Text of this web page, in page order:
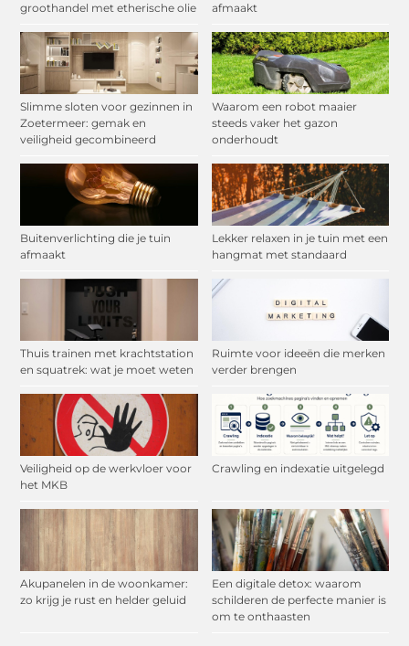
groothandel met etherische olie
afmaakt
Slimme sloten voor gezinnen in
Zoetermeer: gemak en
veiligheid gecombineerd
Waarom een robot maaier
steeds vaker het gazon
onderhoudt
Buitenverlichting die je tuin
afmaakt
Lekker relaxen in je tuin met een
hangmat met standaard
Thuis trainen met krachtstation
en squatrek: wat je moet weten
Ruimte voor ideeën die merken
verder brengen
Veiligheid op de werkvloer voor
het MKB
Crawling en indexatie uitgelegd
Akupanelen in de woonkamer:
zo krijg je rust en helder geluid
Een digitale detox: waarom
schilderen de perfecte manier is
om te onthaasten